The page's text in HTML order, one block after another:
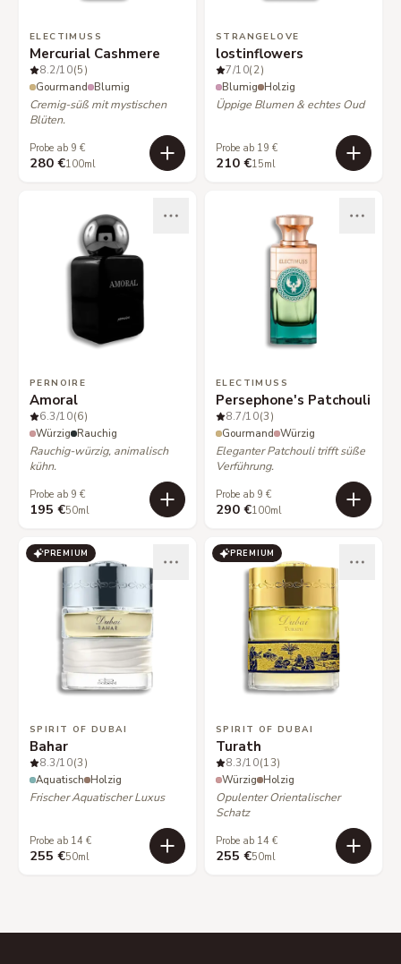
ELECTIMUSS
Mercurial Cashmere
8.2/10(5)
Gourmand Blumig
Cremig-süß mit mystischen
Blüten.
Probe ab 9 €
280 €100ml
STRANGELOVE
lostinflowers
7/10(2)
Blumig Holzig
Üppige Blumen & echtes Oud
Probe ab 19 €
210 €15ml
PERNOIRE
Amoral
6.3/10(6)
Würzig Rauchig
Rauchig-würzig, animalisch
kühn.
Probe ab 9 €
195 €50ml
ELECTIMUSS
Persephone's Patchouli
8.7/10(3)
Gourmand Würzig
Eleganter Patchouli trifft süße
Verführung.
Probe ab 9 €
290 €100ml
PREMIUM
SPIRIT OF DUBAI
Bahar
8.3/10(3)
Aquatisch Holzig
Frischer Aquatischer Luxus
Probe ab 14 €
255 €50ml
PREMIUM
SPIRIT OF DUBAI
Turath
8.3/10(13)
Würzig Holzig
Opulenter Orientalischer
Schatz
Probe ab 14 €
255 €50ml